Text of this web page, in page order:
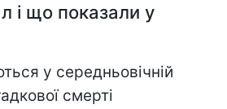
і що показали у
у середньовічній
смерті